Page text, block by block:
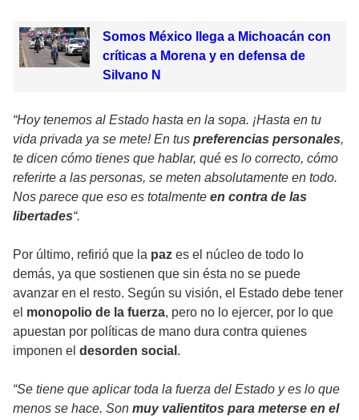
Somos México llega a Michoacán con
críticas a Morena y en defensa de
Silvano N
“Hoy tenemos al Estado hasta en la sopa. ¡Hasta en tu
vida privada ya se mete! En tus preferencias personales,
te dicen cómo tienes que hablar, qué es lo correcto, cómo
referirte a las personas, se meten absolutamente en todo.
Nos parece que eso es totalmente en contra de las
libertades“.
Por último, refirió que la paz es el núcleo de todo lo
demás, ya que sostienen que sin ésta no se puede
avanzar en el resto. Según su visión, el Estado debe tener
el monopolio de la fuerza, pero no lo ejercer, por lo que
apuestan por políticas de mano dura contra quienes
imponen el desorden social .
“Se tiene que aplicar toda la fuerza del Estado y es lo que
menos se hace. Son muy valientitos para meterse en el